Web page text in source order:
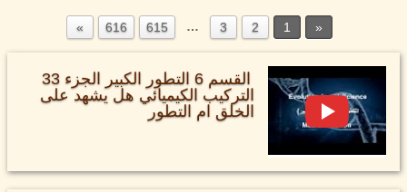
1
2
3
…
615
616
القسم 6 التطور الكبير الجزء 33
التركيب الكيميائي هل يشهد على
الخلق ام التطور